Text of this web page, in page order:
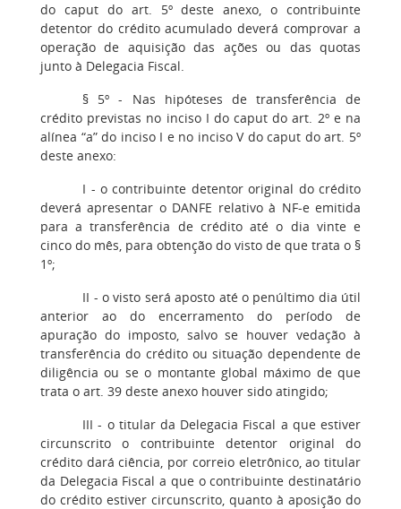
do caput do art. 5º deste anexo, o contribuinte
detentor do crédito acumulado deverá comprovar a
operação de aquisição das ações ou das quotas
junto à Delegacia Fiscal.
§ 5º - Nas hipóteses de transferência de
crédito previstas no inciso I do caput do art. 2º e na
alínea “a” do inciso I e no inciso V do caput do art. 5º
deste anexo:
I - o contribuinte detentor original do crédito
deverá apresentar o DANFE relativo à NF-e emitida
para a transferência de crédito até o dia vinte e
cinco do mês, para obtenção do visto de que trata o §
1º;
II - o visto será aposto até o penúltimo dia útil
anterior ao do encerramento do período de
apuração do imposto, salvo se houver vedação à
transferência do crédito ou situação dependente de
diligência ou se o montante global máximo de que
trata o art. 39 deste anexo houver sido atingido;
III - o titular da Delegacia Fiscal a que estiver
circunscrito o contribuinte detentor original do
crédito dará ciência, por correio eletrônico, ao titular
da Delegacia Fiscal a que o contribuinte destinatário
do crédito estiver circunscrito, quanto à aposição do